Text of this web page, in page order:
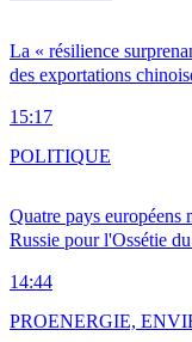
La « résilience
des exportations
15:17
Quatre pays européens
Russie pour l'Ossétie
14:44
POLITIQUE
PROENERGIE,